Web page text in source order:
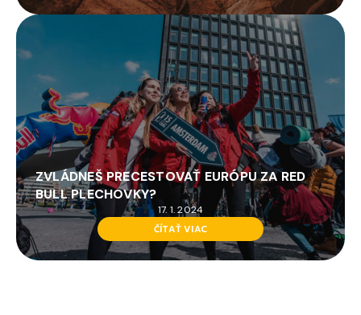
ZVLÁDNEŠ PRECESTOVAŤ EURÓPU ZA RED
BULL PLECHOVKY?
17. 1. 2024
ČÍTAŤ VIAC